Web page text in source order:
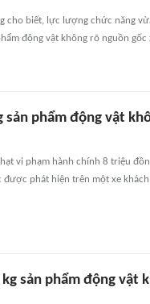
cho biết, lực lượng chức năng
động vật không rõ nguồn
phẩm động vật
vi phạm hành chính 8 triệu
được phát hiện trên một xe
sản phẩm động vật